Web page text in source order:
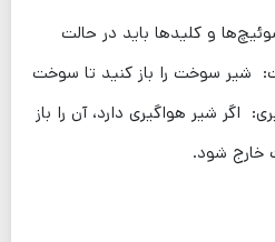
و کلیدها باید در حالت
سوخت را باز کنید تا سوخت
اگر شیر هواگیری دارد، آن را باز
خارج شود.